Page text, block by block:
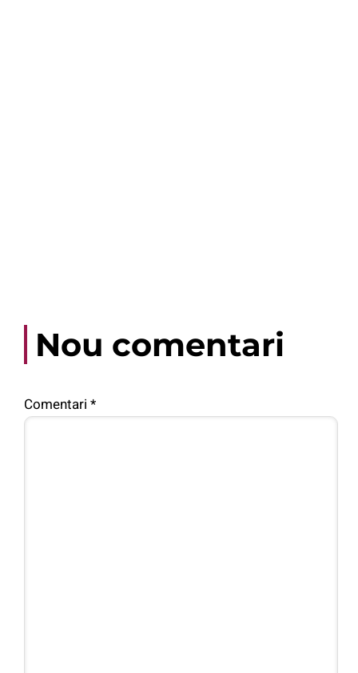
Nou comentari
Comentari *